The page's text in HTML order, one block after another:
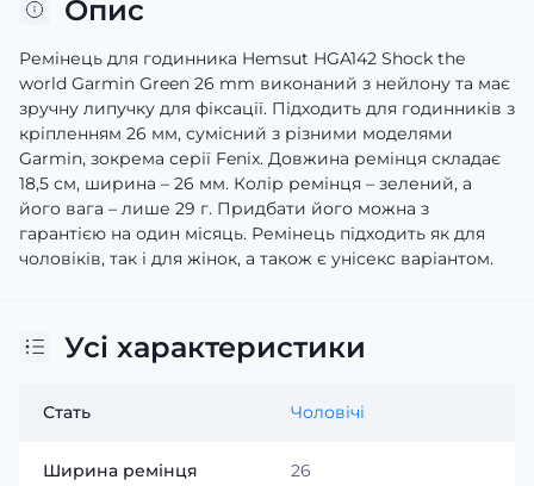
Опис
Ремінець для годинника Hemsut HGA142 Shock the
world Garmin Green 26 mm виконаний з нейлону та має
зручну липучку для фіксації. Підходить для годинників з
кріпленням 26 мм, сумісний з різними моделями
Garmin, зокрема серії Fenix. Довжина ремінця складає
18,5 см, ширина – 26 мм. Колір ремінця – зелений, а
його вага – лише 29 г. Придбати його можна з
гарантією на один місяць. Ремінець підходить як для
чоловіків, так і для жінок, а також є унісекс варіантом.
Усі характеристики
Стать Чоловічі
Ширина ремінця 26